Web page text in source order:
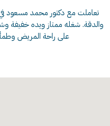
تعاملت مع دكتور محمد مسعود في
والدقة. شغله ممتاز ويده خفيفة
على راحة المريض